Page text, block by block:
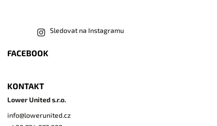
Sledovat na Instagramu
FACEBOOK
KONTAKT
Lower United s.r.o.
info@lowerunited.cz